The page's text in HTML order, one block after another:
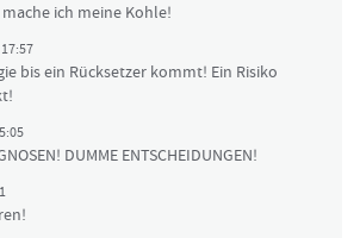
ich meine Kohle!
bis ein Rücksetzer kommt! Ein Risiko
DUMME ENTSCHEIDUNGEN!